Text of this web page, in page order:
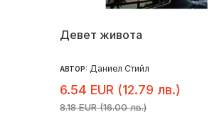
Девет живота
АВТОР: Даниел Стийл
6.54 EUR (12.79 лв.)
8.18 EUR (16.00 лв.)